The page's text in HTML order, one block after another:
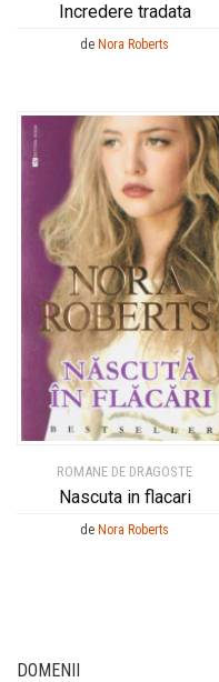
Incredere tradata
de Nora Roberts
ROMANE DE DRAGOSTE
Nascuta in flacari
de Nora Roberts
DOMENII